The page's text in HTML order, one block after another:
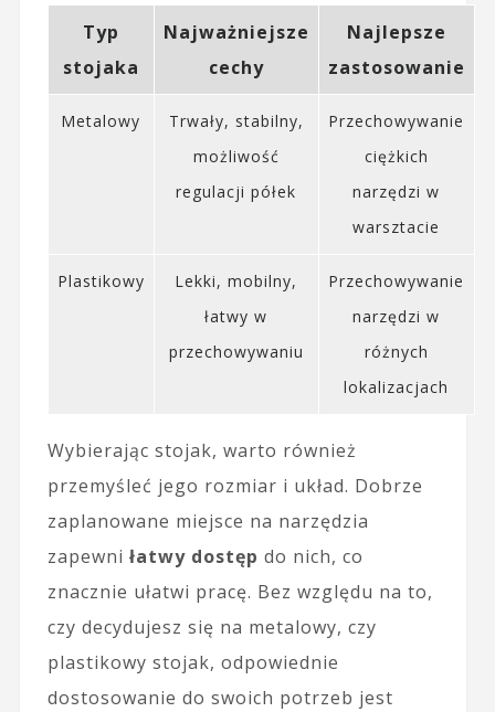
Typ
stojaka
Najważniejsze
cechy
Najlepsze
zastosowanie
Metalowy
Trwały, stabilny,
możliwość
regulacji półek
Przechowywanie
ciężkich
narzędzi w
warsztacie
Plastikowy
Lekki, mobilny,
łatwy w
przechowywaniu
Przechowywanie
narzędzi w
różnych
lokalizacjach
Wybierając stojak, warto również
przemyśleć jego rozmiar i układ. Dobrze
zaplanowane miejsce na narzędzia
zapewni łatwy dostęp do nich, co
znacznie ułatwi pracę. Bez względu na to,
czy decydujesz się na metalowy, czy
plastikowy stojak, odpowiednie
dostosowanie do swoich potrzeb jest